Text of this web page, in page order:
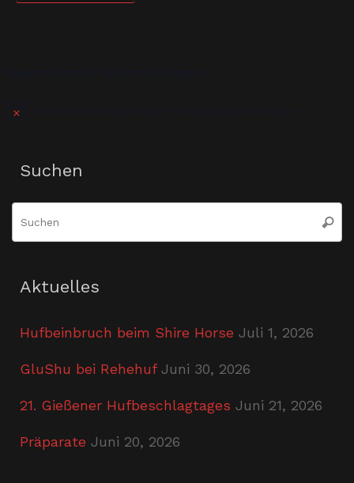
Hinweis
Suchen
Aktuelles
Hufbeinbruch beim Shire Horse Juli 1, 2026
GluShu bei Rehehuf Juni 30, 2026
21. Gießener Hufbeschlagtages Juni 21, 2026
Präparate Juni 20, 2026